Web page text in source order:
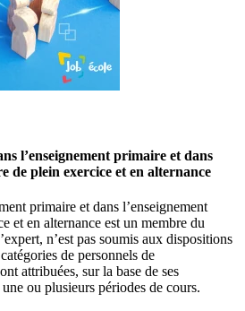
l’enseignement primaire et dans
de plein exercice et en alternance
primaire et dans l’enseignement
et en alternance est un membre du
n’est pas soumis aux dispositions
de personnels de
attribuées, sur la base de ses
ou plusieurs périodes de cours.